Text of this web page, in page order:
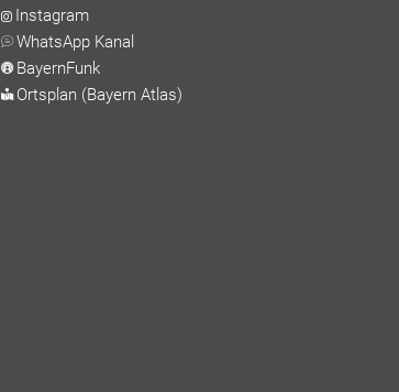
Instagram
WhatsApp Kanal
BayernFunk
Ortsplan (Bayern Atlas)